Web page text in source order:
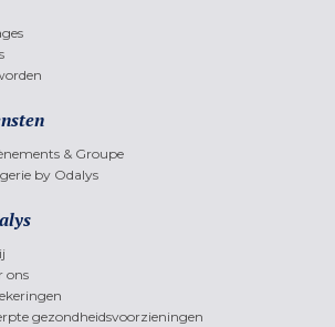
& Groupe
by Odalys
ons
gezondheidsvoorzieningen